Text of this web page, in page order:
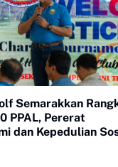
Semarakkan
PPAL, Pererat
dan Kepedulian